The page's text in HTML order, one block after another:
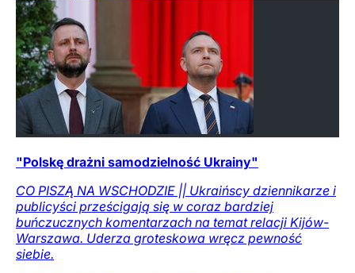
"Polskę drażni samodzielność Ukrainy"
CO PISZĄ NA WSCHODZIE || Ukraińscy dziennikarze i
publicyści prześcigają się w coraz bardziej
buńczucznych komentarzach na temat relacji Kijów-
Warszawa. Uderza groteskowa wręcz pewność
siebie.